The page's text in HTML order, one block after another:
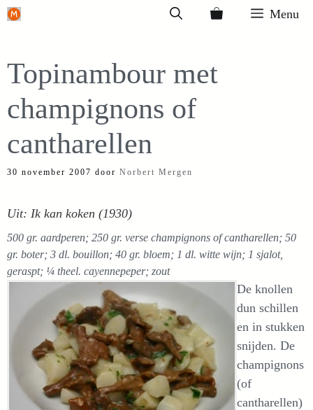
Ga
inhoud
Menu
Topinambour met
champignons of
cantharellen
30 november 2007 door Norbert Mergen
Uit: Ik kan koken (1930)
500 gr. aardperen; 250 gr. verse champignons of cantharellen; 50
gr. boter; 3 dl. bouillon; 40 gr. bloem; 1 dl. witte wijn; 1 sjalot,
geraspt; ¼ theel. cayennepeper; zout
De knollen
dun schillen
en in stukken
snijden. De
champignons
(of
cantharellen)